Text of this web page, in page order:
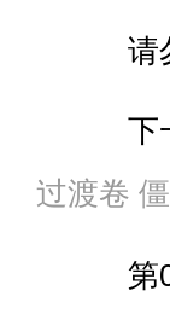
请
下
第
第
过渡卷
第